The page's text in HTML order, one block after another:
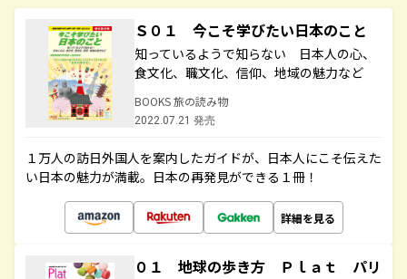
Ｓ０１ 今こそ学びたい日本のこと
知っているようで知らない 日本人の心、
食文化、職文化、信仰、地域の魅力など
BOOKS 旅の読み物
2022.07.21 発売
１万人の訪日外国人を案内したガイドが、日本人にこそ伝えた
い日本の魅力が満載。日本の再発見ができる１冊！
詳細を見る
０１ 地球の歩き方 Ｐｌａｔ パリ